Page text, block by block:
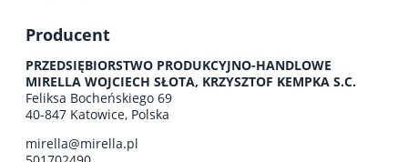
Producent
PRZEDSIĘBIORSTWO PRODUKCYJNO-HANDLOWE
MIRELLA WOJCIECH SŁOTA, KRZYSZTOF KEMPKA S.C.
Feliksa Bocheńskiego 69
40-847 Katowice, Polska
mirella@mirella.pl